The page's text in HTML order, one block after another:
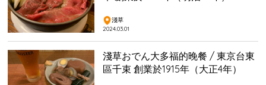
淺草
2024.03.01
淺草おでん大多福的晚餐 / 東京台東
區千束 創業於1915年（大正4年）